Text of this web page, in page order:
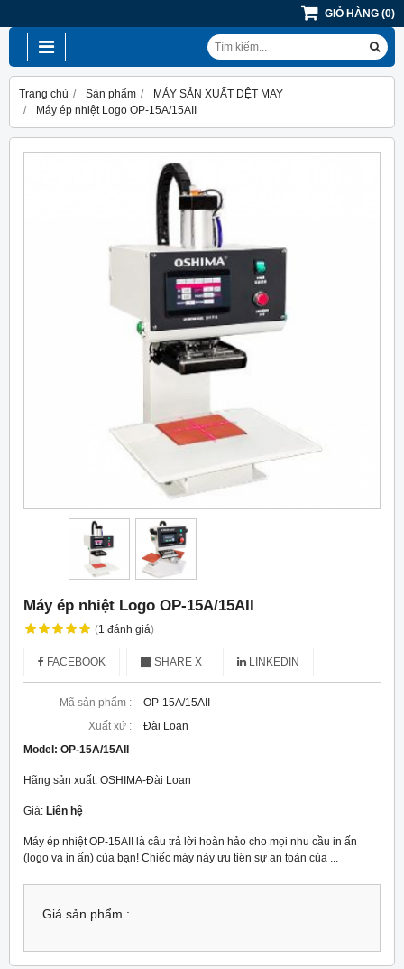
GIỎ HÀNG (0)
Trang chủ Sản phẩm
MÁY SẢN XUẤT DỆT MAY
Máy ép nhiệt Logo OP-15A/15AII
Máy ép nhiệt Logo OP-15A/15AII
(1 đánh giá)
FACEBOOK SHARE X LINKEDIN
Mã sản phẩm :
OP-15A/15AII
Xuất xứ :
Đài Loan
Model: OP-15A/15AII
Hãng sản xuất: OSHIMA-Đài Loan
Giá: Liên hệ
Máy ép nhiệt OP-15AII là câu trả lời hoàn hảo cho mọi nhu cầu in ấn
(logo và in ấn) của bạn! Chiếc máy này ưu tiên sự an toàn của ...
Giá sản phẩm :